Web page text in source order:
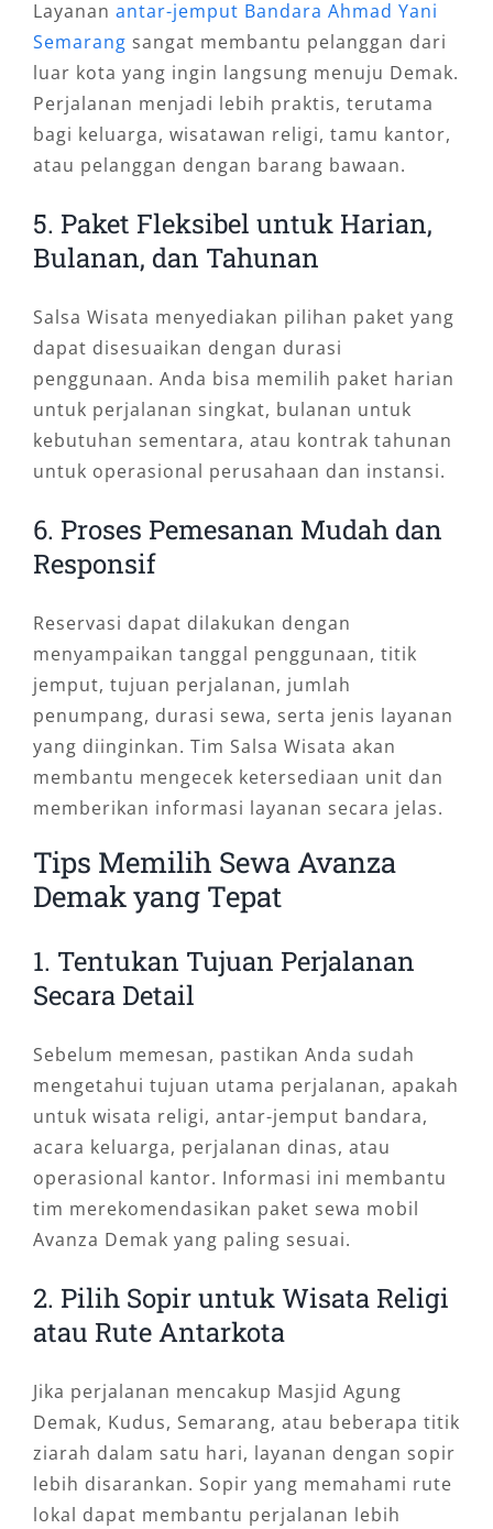
Layanan antar-jemput Bandara Ahmad Yani
Semarang sangat membantu pelanggan dari
luar kota yang ingin langsung menuju Demak.
Perjalanan menjadi lebih praktis, terutama
bagi keluarga, wisatawan religi, tamu kantor,
atau pelanggan dengan barang bawaan.
5. Paket Fleksibel untuk Harian,
Bulanan, dan Tahunan
Salsa Wisata menyediakan pilihan paket yang
dapat disesuaikan dengan durasi
penggunaan. Anda bisa memilih paket harian
untuk perjalanan singkat, bulanan untuk
kebutuhan sementara, atau kontrak tahunan
untuk operasional perusahaan dan instansi.
6. Proses Pemesanan Mudah dan
Responsif
Reservasi dapat dilakukan dengan
menyampaikan tanggal penggunaan, titik
jemput, tujuan perjalanan, jumlah
penumpang, durasi sewa, serta jenis layanan
yang diinginkan. Tim Salsa Wisata akan
membantu mengecek ketersediaan unit dan
memberikan informasi layanan secara jelas.
Tips Memilih Sewa Avanza
Demak yang Tepat
1. Tentukan Tujuan Perjalanan
Secara Detail
Sebelum memesan, pastikan Anda sudah
mengetahui tujuan utama perjalanan, apakah
untuk wisata religi, antar-jemput bandara,
acara keluarga, perjalanan dinas, atau
operasional kantor. Informasi ini membantu
tim merekomendasikan paket sewa mobil
Avanza Demak yang paling sesuai.
2. Pilih Sopir untuk Wisata Religi
atau Rute Antarkota
Jika perjalanan mencakup Masjid Agung
Demak, Kudus, Semarang, atau beberapa titik
ziarah dalam satu hari, layanan dengan sopir
lebih disarankan. Sopir yang memahami rute
lokal dapat membantu perjalanan lebih